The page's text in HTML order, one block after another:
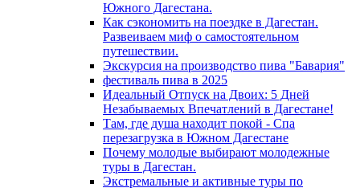
Южного Дагестана.
Как сэкономить на поездке в Дагестан.
Развеиваем миф о самостоятельном
путешествии.
Экскурсия на производство пива "Бавария"
фестиваль пива в 2025
Идеальный Отпуск на Двоих: 5 Дней
Незабываемых Впечатлений в Дагестане!
Там, где душа находит покой - Спа
перезагрузка в Южном Дагестане
Почему молодые выбирают молодежные
туры в Дагестан.
Экстремальные и активные туры по